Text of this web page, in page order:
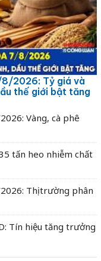
8/2026: Tỷ giá và
thế giới bật tăng
Vàng, cà phê
tấn heo nhiễm chất
Thị trường phân
Tín hiệu tăng trưởng